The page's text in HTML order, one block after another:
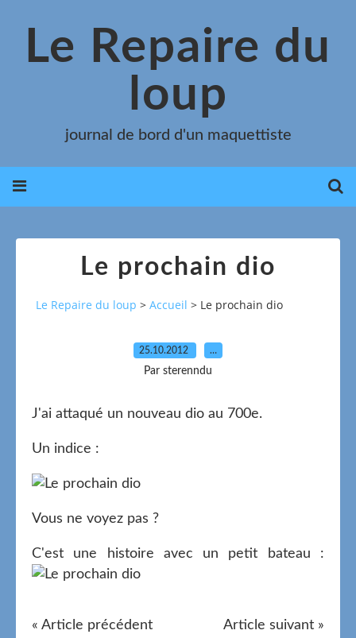
Le Repaire du
loup
journal de bord d'un maquettiste
Le prochain dio
Le Repaire du loup > Accueil > Le prochain dio
25.10.2012 …
Par sterenndu
J'ai attaqué un nouveau dio au 700e.
Un indice :
Vous ne voyez pas ?
C'est une histoire avec un petit bateau :
« Article précédent Article suivant »